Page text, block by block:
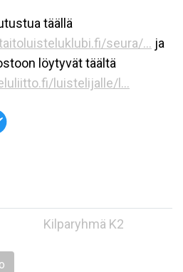
täällä
seura/... ja
löytyvät täältä
luistelijalle/l...
Kilparyhmä K2